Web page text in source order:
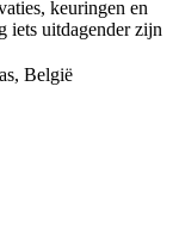
keuringen en
iets uitdagender zijn
België